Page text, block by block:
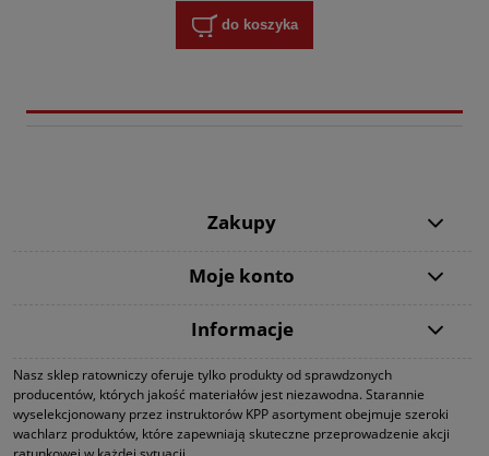
do koszyka
Zakupy
Moje konto
Informacje
Nasz sklep ratowniczy oferuje tylko produkty od sprawdzonych
producentów, których jakość materiałów jest niezawodna. Starannie
wyselekcjonowany przez instruktorów KPP asortyment obejmuje szeroki
wachlarz produktów, które zapewniają skuteczne przeprowadzenie akcji